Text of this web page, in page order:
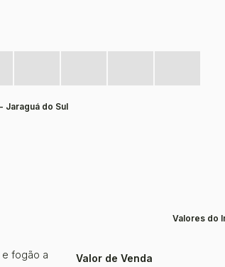
Jaraguá do Sul
e fogão a
Valores do
Valor de Venda